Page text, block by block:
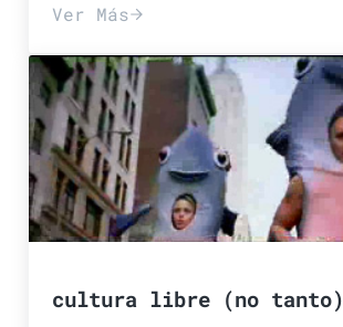
Ver Másun secuestro
cultura libre (no tanto)